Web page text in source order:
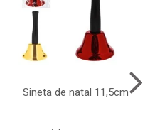
Sineta de natal 11,5cm